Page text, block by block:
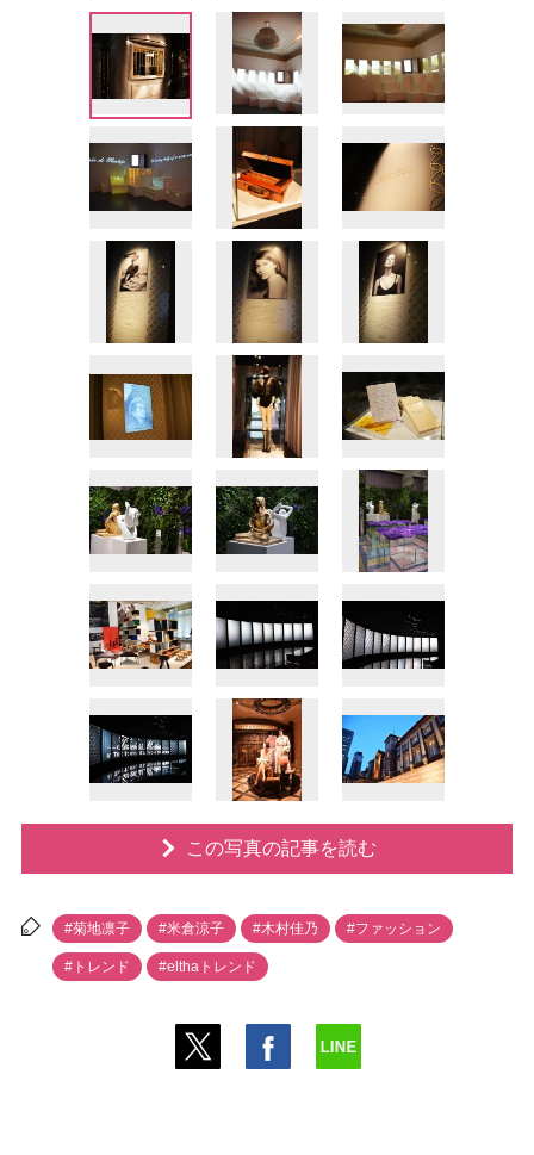
この写真の記事を読む
#菊地凛子 #米倉涼子 #木村佳乃 #ファッション
#トレンド #elthaトレンド